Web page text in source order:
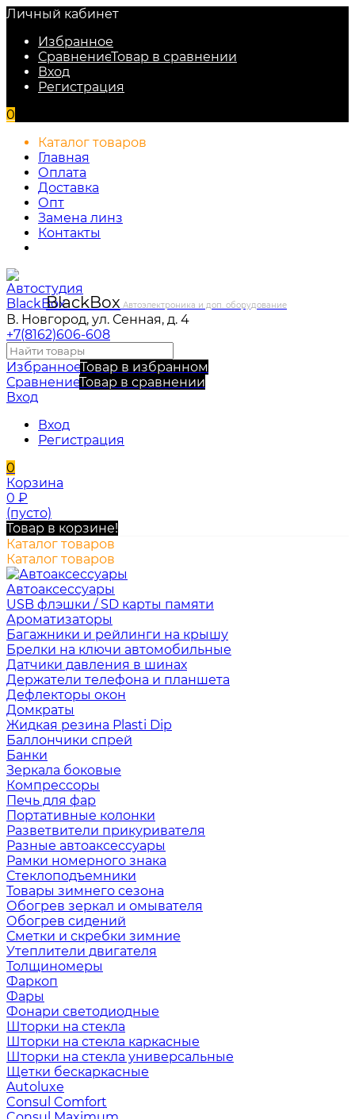
Личный кабинет
Избранное
СравнениеТовар в сравнении
Вход
Регистрация
0
Каталог товаров
Главная
Оплата
Доставка
Опт
Замена линз
Контакты
BlackBox Автоэлектроника и доп. оборудование
В. Новгород, ул. Сенная, д. 4
+7(8162)606-608
ИзбранноеТовар в избранном
СравнениеТовар в сравнении
Вход
Вход
Регистрация
0
Корзина
0 ₽
(пусто)
Товар в корзине!
Каталог товаров
Каталог товаров
Автоаксессуары
USB флэшки / SD карты памяти
Ароматизаторы
Багажники и рейлинги на крышу
Брелки на ключи автомобильные
Датчики давления в шинах
Держатели телефона и планшета
Дефлекторы окон
Домкраты
Жидкая резина Plasti Dip
Баллончики спрей
Банки
Зеркала боковые
Компрессоры
Печь для фар
Портативные колонки
Разветвители прикуривателя
Разные автоаксессуары
Рамки номерного знака
Стеклоподъемники
Товары зимнего сезона
Обогрев зеркал и омывателя
Обогрев сидений
Сметки и скребки зимние
Утеплители двигателя
Толщиномеры
Фаркоп
Фары
Фонари светодиодные
Шторки на стекла
Шторки на стекла каркасные
Шторки на стекла универсальные
Щетки бескаркасные
Autoluxe
Consul Comfort